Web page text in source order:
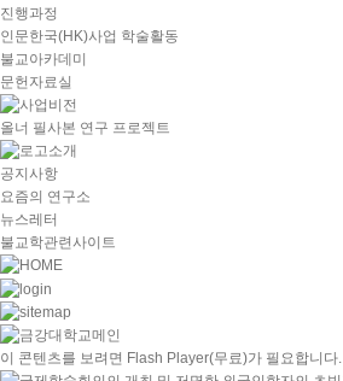
진행과정
인문한국(HK)사업 학술활동
불교아카데미
문헌자료실
올너 필사본 연구 프로젝트
공지사항
요즘의 연구소
뉴스레터
불교학관련사이트
이 콘텐츠를 보려면 Flash Player(무료)가 필요합니다.